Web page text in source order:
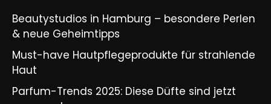
Beautystudios in Hamburg – besondere Perlen
& neue Geheimtipps
Must-have Hautpflegeprodukte für strahlende
Haut
Parfum-Trends 2025: Diese Düfte sind jetzt